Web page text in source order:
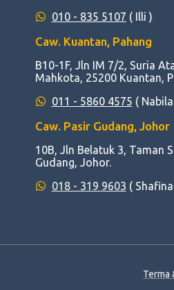
010 - 835 5107 ( Illi )
Caw. Kuantan, Pahang
B10-1F, Jln IM 7/2, Suria
Mahkota, 25200 Kuantan,
011 - 5860 4575 (
Caw. Pasir Gudang, Johor
10B, Jln Belatuk 3, Taman
Gudang, Johor.
018 - 319 9603 (
Terma